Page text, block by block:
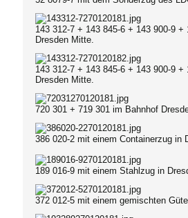
143 312-7 + 143 845-6 + 143 900-9
Dresden Mitte.
143 312-7 + 143 845-6 + 143 900-9
Dresden Mitte.
720 301 + 719 301 im Bahnhof
386 020-2 mit einem Containerzug in
189 016-9 mit einem Stahlzug in
372 012-5 mit einem gemischten